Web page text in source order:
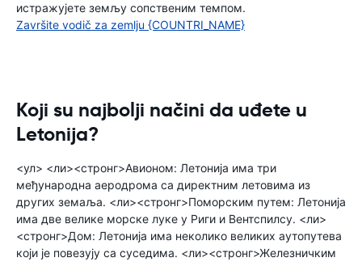
истражујете земљу сопственим темпом.
Završite vodič za zemlju {COUNTRI_NAME}
Koji su najbolji načini da uđete u
Letonija?
<ул> <ли><стронг>Авионом: Летонија има три
међународна аеродрома са директним летовима из
других земаља. <ли><стронг>Поморским путем: Летонија
има две велике морске луке у Риги и Вентспилсу. <ли>
<стронг>Дом: Летонија има неколико великих аутопутева
који је повезују са суседима. <ли><стронг>Железничким